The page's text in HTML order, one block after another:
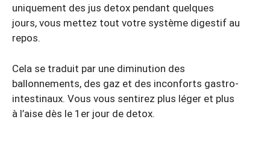
uniquement des jus detox pendant quelques
jours, vous mettez tout votre système digestif au
repos.
Cela se traduit par une diminution des
ballonnements, des gaz et des inconforts gastro-
intestinaux. Vous vous sentirez plus léger et plus
à l’aise dès le 1er jour de detox.